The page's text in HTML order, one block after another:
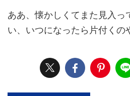
ああ、懐かしくてまた見入っ
い、いつになったら片付くの